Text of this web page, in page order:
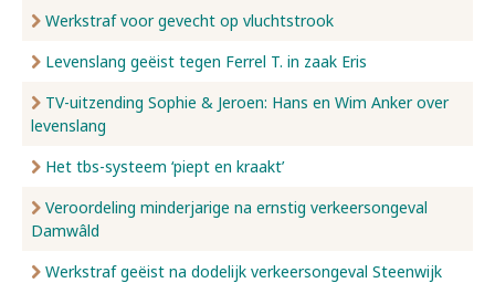
Werkstraf voor gevecht op vluchtstrook
Levenslang geëist tegen Ferrel T. in zaak Eris
TV-uitzending Sophie & Jeroen: Hans en Wim Anker over
levenslang
Het tbs-systeem ‘piept en kraakt’
Veroordeling minderjarige na ernstig verkeersongeval
Damwâld
Werkstraf geëist na dodelijk verkeersongeval Steenwijk